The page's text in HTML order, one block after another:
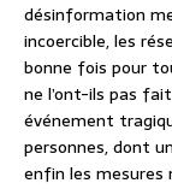
désinformation
incoercible, les
bonne fois pour
ne l’ont-ils pas
événement
personnes, dont
enfin les mesures